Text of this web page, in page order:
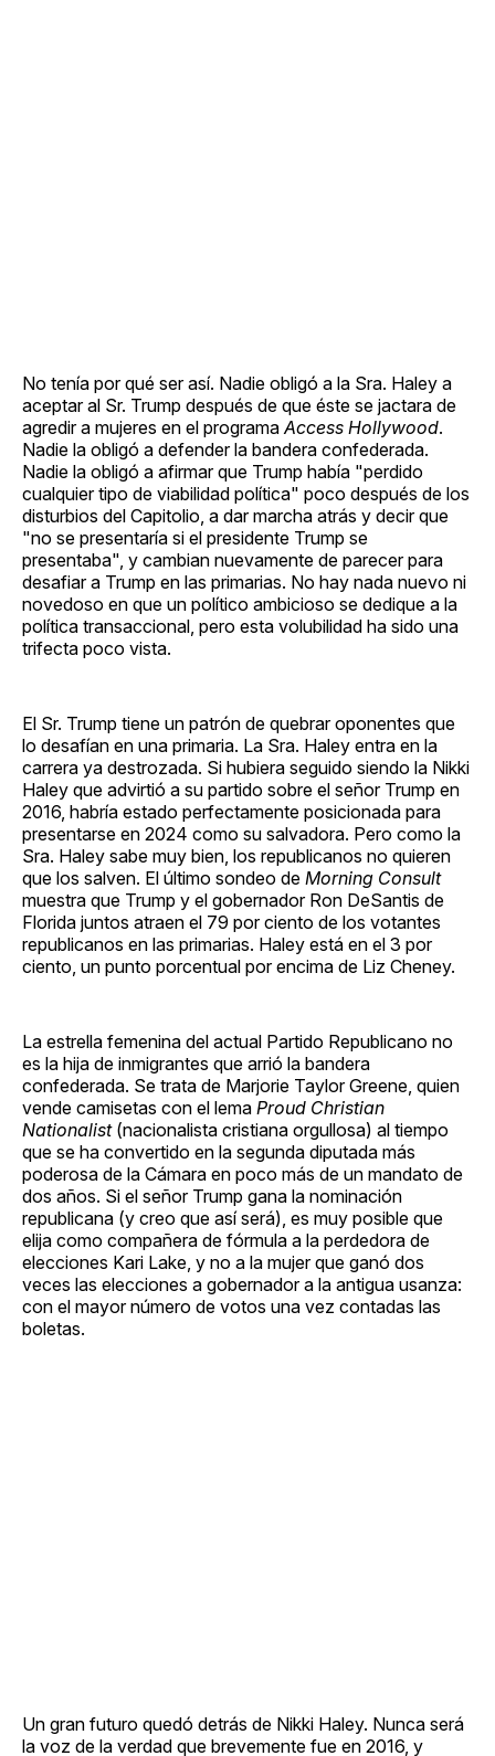
No tenía por qué ser así. Nadie obligó a la Sra. Haley a
aceptar al Sr. Trump después de que éste se jactara de
agredir a mujeres en el programa Access Hollywood.
Nadie la obligó a defender la bandera confederada.
Nadie la obligó a afirmar que Trump había "perdido
cualquier tipo de viabilidad política" poco después de los
disturbios del Capitolio, a dar marcha atrás y decir que
"no se presentaría si el presidente Trump se
presentaba", y cambian nuevamente de parecer para
desafiar a Trump en las primarias. No hay nada nuevo ni
novedoso en que un político ambicioso se dedique a la
política transaccional, pero esta volubilidad ha sido una
trifecta poco vista.
El Sr. Trump tiene un patrón de quebrar oponentes que
lo desafían en una primaria. La Sra. Haley entra en la
carrera ya destrozada. Si hubiera seguido siendo la Nikki
Haley que advirtió a su partido sobre el señor Trump en
2016, habría estado perfectamente posicionada para
presentarse en 2024 como su salvadora. Pero como la
Sra. Haley sabe muy bien, los republicanos no quieren
que los salven. El último sondeo de Morning Consult
muestra que Trump y el gobernador Ron DeSantis de
Florida juntos atraen el 79 por ciento de los votantes
republicanos en las primarias. Haley está en el 3 por
ciento, un punto porcentual por encima de Liz Cheney.
La estrella femenina del actual Partido Republicano no
es la hija de inmigrantes que arrió la bandera
confederada. Se trata de Marjorie Taylor Greene, quien
vende camisetas con el lema Proud Christian
Nationalist(nacionalista cristiana orgullosa) al tiempo
que se ha convertido en la segunda diputada más
poderosa de la Cámara en poco más de un mandato de
dos años. Si el señor Trump gana la nominación
republicana (y creo que así será), es muy posible que
elija como compañera de fórmula a la perdedora de
elecciones Kari Lake, y no a la mujer que ganó dos
veces las elecciones a gobernador a la antigua usanza:
con el mayor número de votos una vez contadas las
boletas.
Un gran futuro quedó detrás de Nikki Haley. Nunca será
la voz de la verdad que brevemente fue en 2016, y